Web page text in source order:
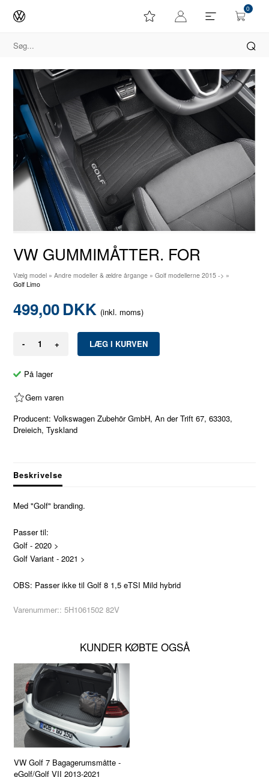
0
VW GUMMIMÅTTER. FOR
Vælg model »Andre modeller & ældre årgange »Golf modellerne 2015 -> »
Golf Limo
499,00DKK (inkl. moms)
- +
På lager
Gem varen
Producent: Volkswagen Zubehör GmbH, An der Trift 67, 63303,
Dreieich, Tyskland
Beskrivelse
Med "Golf" branding.
Passer til:
Golf - 2020 >
Golf Variant - 2021 >
OBS: Passer ikke til Golf 8 1,5 eTSI Mild hybrid
Varenummer:: 5H1061502 82V
KUNDER KØBTE OGSÅ
VW Golf 7 Bagagerumsmåtte -
eGolf/Golf VII 2013-2021